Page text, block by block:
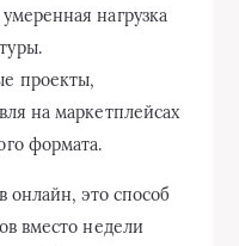
нагрузка
проекты,
на маркетплейсах
формата.
онлайн, это способ
вместо недели